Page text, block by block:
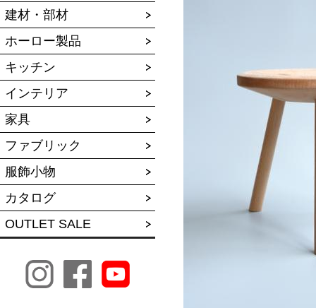
建材・部材
ホーロー製品
キッチン
インテリア
家具
ファブリック
服飾小物
カタログ
OUTLET SALE